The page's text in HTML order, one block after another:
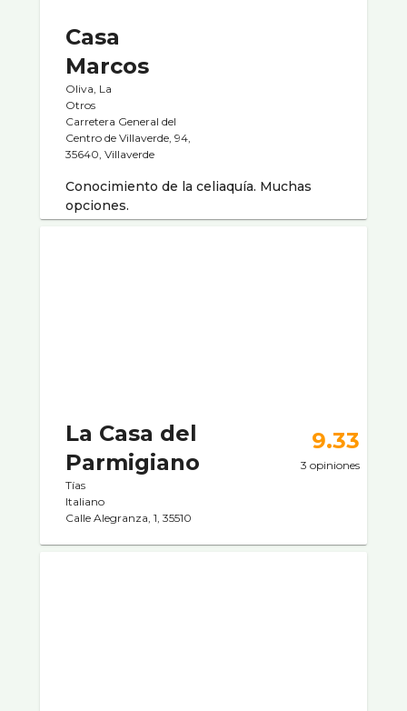
Casa
Marcos
Oliva, La
Otros
Carretera General del
Centro de Villaverde, 94,
35640, Villaverde
Conocimiento de la celiaquí­a. Muchas
opciones.
La Casa del
Parmigiano
Tías
Italiano
Calle Alegranza, 1, 35510
9.33
3 opiniones